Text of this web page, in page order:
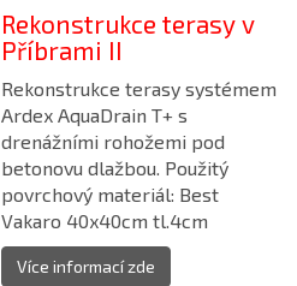
Rekonstrukce terasy v
Příbrami II
Rekonstrukce terasy systémem
Ardex AquaDrain T+ s
drenážními rohožemi pod
betonovu dlažbou. Použitý
povrchový materiál: Best
Vakaro 40x40cm tl.4cm
Více informací zde